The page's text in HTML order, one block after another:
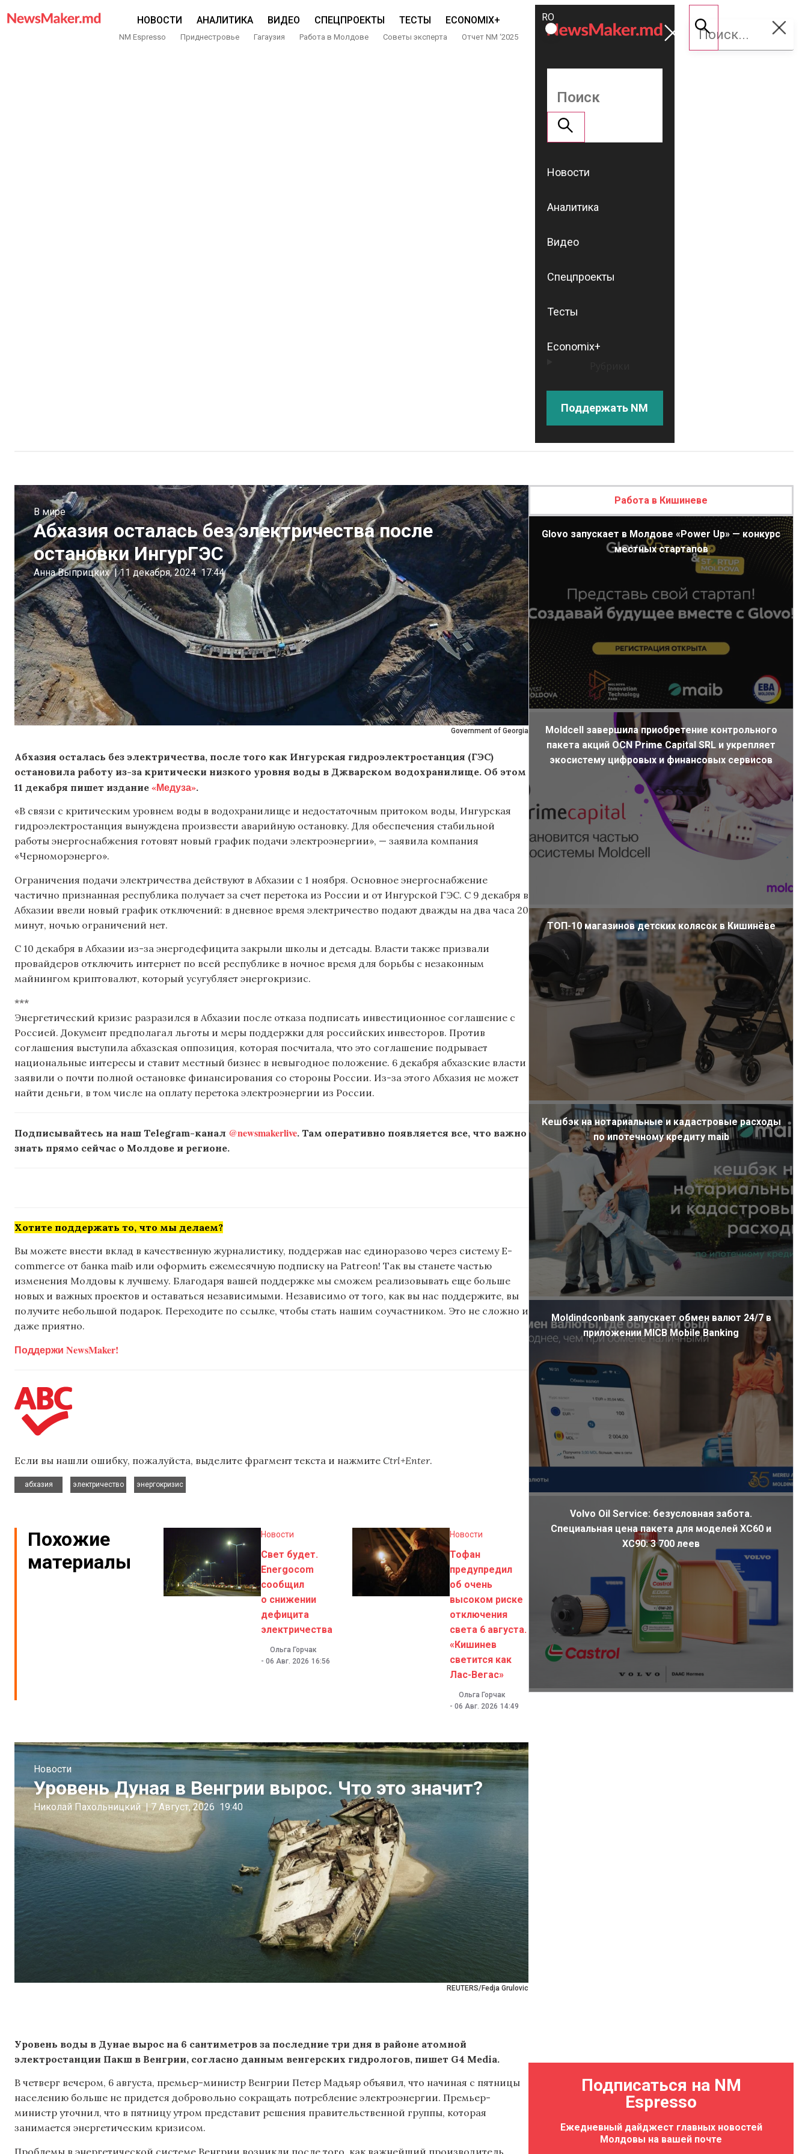
НОВОСТИ АНАЛИТИКА ВИДЕО СПЕЦПРОЕКТЫ ТЕСТЫ ECONOMIX+
NM Espresso Приднестровье Гагаузия Работа в Молдове Советы эксперта Отчет NM ‘2025
ROMÂNĂ
RU
Поддержать
NM
Новости
Аналитика
Видео
Спецпроекты
Тесты
Economix+
Поддержать NM
Government of Georgia
В мире
Абхазия осталась без электричества после
остановки ИнгурГЭС
Анна Выприцких | 11 декабря, 2024 17:44
Абхазия осталась без электричества, после того как Ингурская гидроэлектростанция (ГЭС)
остановила работу из-за критически низкого уровня воды в Джварском водохранилище. Об этом
11 декабря пишет издание «Медуза».
«В связи с критическим уровнем воды в водохранилище и недостаточным притоком воды, Ингурская
гидроэлектростанция вынуждена произвести аварийную остановку. Для обеспечения стабильной
работы энергоснабжения готовят новый график подачи электроэнергии», — заявила компания
«Черноморэнерго».
Ограничения подачи электричества действуют в Абхазии с 1 ноября. Основное энергоснабжение
частично признанная республика получает за счет перетока из России и от Ингурской ГЭС. С 9 декабря в
Абхазии ввели новый график отключений: в дневное время электричество подают дважды на два часа 20
минут, ночью ограничений нет.
С 10 декабря в Абхазии из-за энергодефицита закрыли школы и детсады. Власти также призвали
провайдеров отключить интернет по всей республике в ночное время для борьбы с незаконным
майнингом криптовалют, который усугубляет энергокризис.
***
Энергетический кризис разразился в Абхазии после отказа подписать инвестиционное соглашение с
Россией. Документ предполагал льготы и меры поддержки для российских инвесторов. Против
соглашения выступила абхазская оппозиция, которая посчитала, что это соглашение подрывает
национальные интересы и ставит местный бизнес в невыгодное положение. 6 декабря абхазские власти
заявили о почти полной остановке финансирования со стороны России. Из-за этого Абхазия не может
найти деньги, в том числе на оплату перетока электроэнергии из России.
Подписывайтесь на наш Telegram-канал @newsmakerlive. Там оперативно появляется все, что важно
знать прямо сейчас о Молдове и регионе.
Хотите поддержать то, что мы делаем?
Вы можете внести вклад в качественную журналистику, поддержав нас единоразово через систему E-
commerce от банка maib или оформить ежемесячную подписку на Patreon! Так вы станете частью
изменения Молдовы к лучшему. Благодаря вашей поддержке мы сможем реализовывать еще больше
новых и важных проектов и оставаться независимыми. Независимо от того, как вы нас поддержите, вы
получите небольшой подарок. Переходите по ссылке, чтобы стать нашим соучастником. Это не сложно и
даже приятно.
Поддержи NewsMaker!
Если вы нашли ошибку, пожалуйста, выделите фрагмент текста и нажмите Ctrl+Enter.
абхазия
электричество
энергокризис
Похожие
материалы
Новости
Свет будет.
Energocom
сообщил
о снижении
дефицита
электричества
Ольга Горчак
- 06 Авг. 2026 16:56
Новости
Тофан
предупредил
об очень
высоком риске
отключения
света 6 августа.
«Кишинев
светится как
Лас-Вегас»
Ольга Горчак
- 06 Авг. 2026 14:49
REUTERS/Fedja Grulovic
Новости
Уровень Дуная в Венгрии вырос. Что это значит?
Николай Пахольницкий | 7 Август, 2026 19:40
Уровень воды в Дунае вырос на 6 сантиметров за последние три дня в районе атомной
электростанции Пакш в Венгрии, согласно данным венгерских гидрологов, пишет G4 Media.
В четверг вечером, 6 августа, премьер-министр Венгрии Петер Мадьяр объявил, что начиная с пятницы
населению больше не придется добровольно сокращать потребление электроэнергии. Премьер-
министр уточнил, что в пятницу утром представит решения правительственной группы, которая
занимается энергетическим кризисом.
Проблемы в энергетической системе Венгрии возникли после того, как важнейший производитель
Работа в Кишиневе
Glovo запускает в Молдове «Power Up» — конкурс
местных стартапов
Moldcell завершила приобретение контрольного
пакета акций OCN Prime Capital SRL и укрепляет
экосистему цифровых и финансовых сервисов
ТОП-10 магазинов детских колясок в Кишинёве
Кешбэк на нотариальные и кадастровые расходы
по ипотечному кредиту maib
Moldindconbank запускает обмен валют 24/7 в
приложении MICB Mobile Banking
Volvo Oil Service: безусловная забота.
Специальная цена пакета для моделей XC60 и
XC90: 3 700 леев
Подписаться на NM
Espresso
Ежедневный дайджест главных новостей
Молдовы на вашей почте